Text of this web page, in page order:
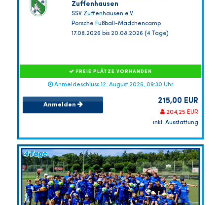
Zuffenhausen
SSV Zuffenhausen e.V.
Porsche Fußball-Mädchencamp
17.08.2026 bis 20.08.2026 (4 Tage)
FREIE PLÄTZE VORHANDEN
Anmeldeschluss 12. August 2026, 09:30 Uhr
Anmelden 215,00 EUR
204,25 EUR
inkl. Ausstattung